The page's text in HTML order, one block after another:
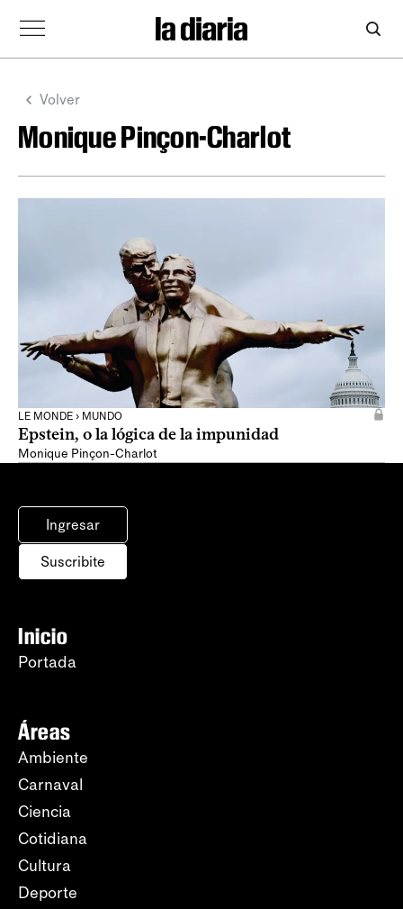
Volver
Monique Pinçon-Charlot
LE MONDE › MUNDO
Epstein, o la lógica de la impunidad
Monique Pinçon-Charlot
Ingresar
Suscribite
Inicio
Portada
Áreas
Ambiente
Carnaval
Ciencia
Cotidiana
Cultura
Deporte